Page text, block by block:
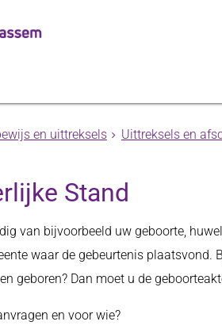
en uittreksels Uittreksels en
Stand
van bijvoorbeeld uw geboorte,
waar de gebeurtenis
geboren? Dan moet u de
en voor wie?